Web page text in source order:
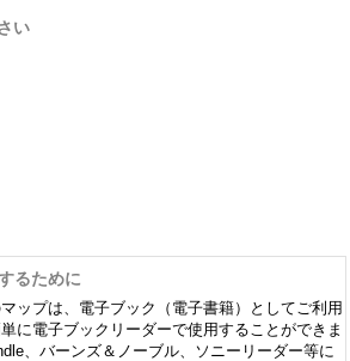
い
るために
ップは、電子ブック（電子書籍）としてご利用
に電子ブックリーダーで使用することができま
、バーンズ＆ノーブル、ソニーリーダー等に